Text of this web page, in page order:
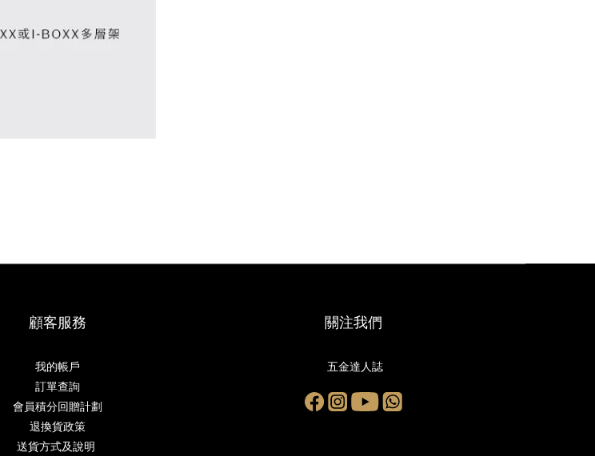
顧客服務
我的帳戶
訂單查詢
會員積分回贈計劃
退換貨政策
送貨方式及說明
關注我們
五金達人誌